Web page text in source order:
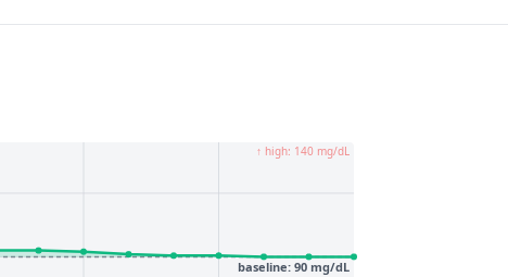
↑ high: 140 mg/dL
baseline: 90 mg/dL